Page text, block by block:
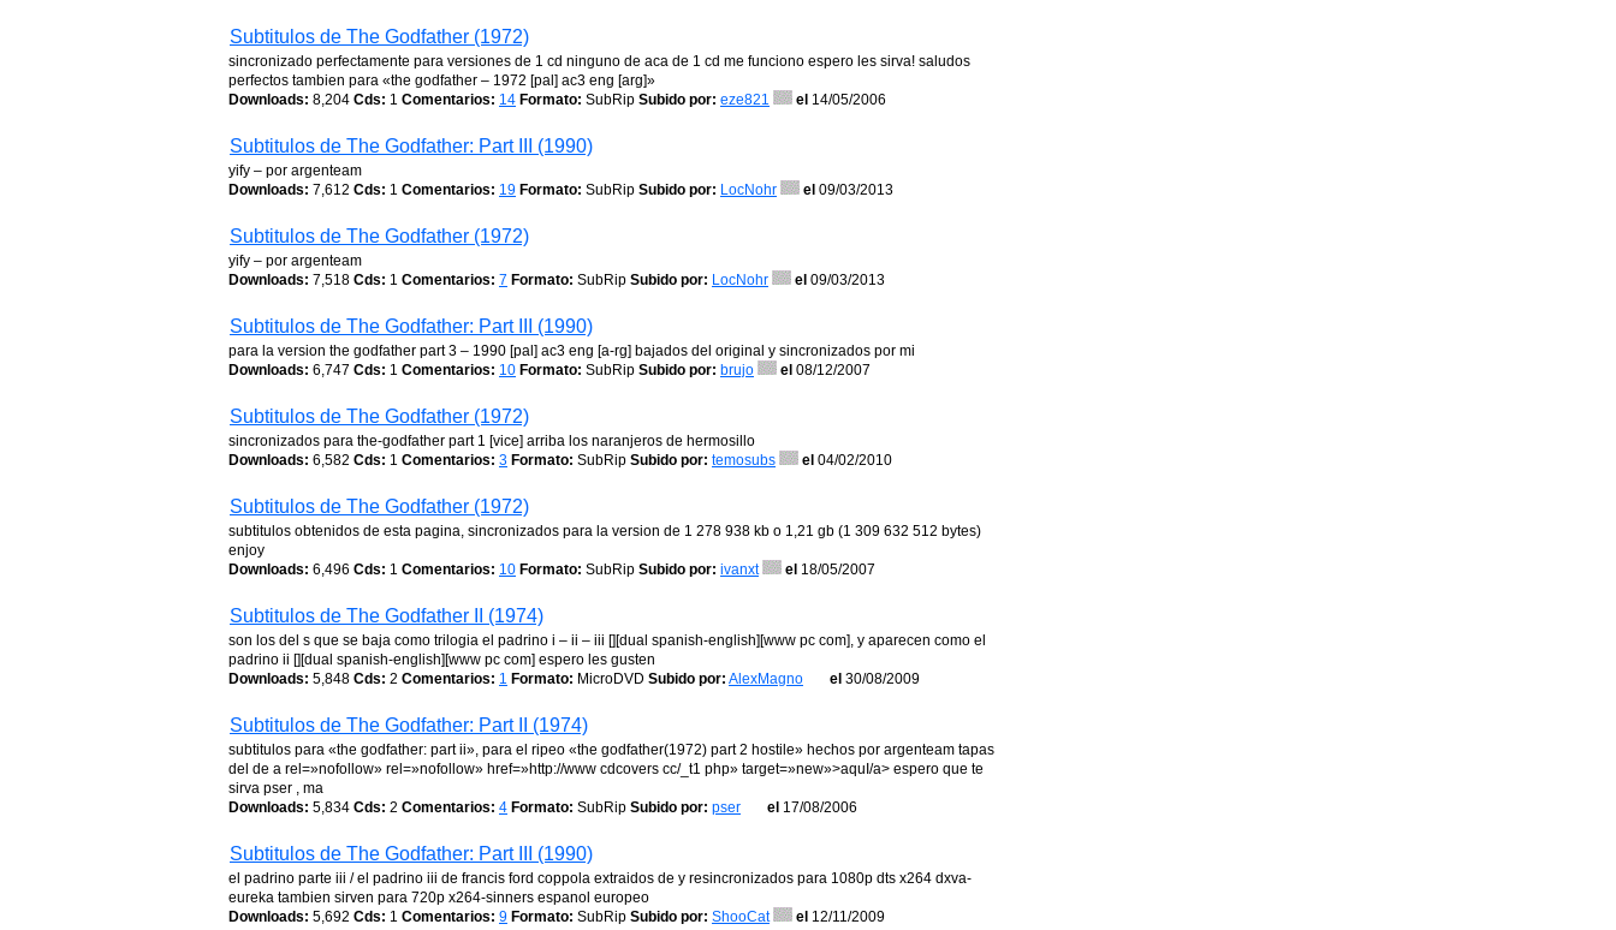
Subtitulos de The Godfather (1972)
sincronizado perfectamente para versiones de 1 cd ninguno de aca de 1 cd me funciono espero les sirva! saludos
perfectos tambien para «the godfather – 1972 [pal] ac3 eng [arg]»
Downloads: 8,204 Cds: 1 Comentarios: 14 Formato: SubRip Subido por: eze821 el 14/05/2006
Subtitulos de The Godfather: Part III (1990)
yify – por argenteam
Downloads: 7,612 Cds: 1 Comentarios: 19 Formato: SubRip Subido por: LocNohr el 09/03/2013
Subtitulos de The Godfather (1972)
yify – por argenteam
Downloads: 7,518 Cds: 1 Comentarios: 7 Formato: SubRip Subido por: LocNohr el 09/03/2013
Subtitulos de The Godfather: Part III (1990)
para la version the godfather part 3 – 1990 [pal] ac3 eng [a-rg] bajados del original y sincronizados por mi
Downloads: 6,747 Cds: 1 Comentarios: 10 Formato: SubRip Subido por: brujo el 08/12/2007
Subtitulos de The Godfather (1972)
sincronizados para the-godfather part 1 [vice] arriba los naranjeros de hermosillo
Downloads: 6,582 Cds: 1 Comentarios: 3 Formato: SubRip Subido por: temosubs el 04/02/2010
Subtitulos de The Godfather (1972)
subtitulos obtenidos de esta pagina, sincronizados para la version de 1 278 938 kb o 1,21 gb (1 309 632 512 bytes)
enjoy
Downloads: 6,496 Cds: 1 Comentarios: 10 Formato: SubRip Subido por: ivanxt el 18/05/2007
Subtitulos de The Godfather II (1974)
son los del s que se baja como trilogia el padrino i – ii – iii [][dual spanish-english][www pc com], y aparecen como el
padrino ii [][dual spanish-english][www pc com] espero les gusten
Downloads: 5,848 Cds: 2 Comentarios: 1 Formato: MicroDVD Subido por: AlexMagno el 30/08/2009
Subtitulos de The Godfather: Part II (1974)
subtitulos para «the godfather: part ii», para el ripeo «the godfather(1972) part 2 hostile» hechos por argenteam tapas
del de a rel=»nofollow» rel=»nofollow» href=»http://www cdcovers cc/_t1 php» target=»new»>aquI/a> espero que te
sirva pser , ma
Downloads: 5,834 Cds: 2 Comentarios: 4 Formato: SubRip Subido por: pser el 17/08/2006
Subtitulos de The Godfather: Part III (1990)
el padrino parte iii / el padrino iii de francis ford coppola extraidos de y resincronizados para 1080p dts x264 dxva-
eureka tambien sirven para 720p x264-sinners espanol europeo
Downloads: 5,692 Cds: 1 Comentarios: 9 Formato: SubRip Subido por: ShooCat el 12/11/2009